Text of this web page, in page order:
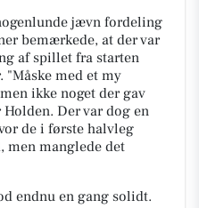
jævn fordeling
bemærkede, at der var
af spillet fra starten
"Måske med et my
ikke noget der gav
Der var dog en
de i første halvleg
men manglede det
endnu en gang solidt.